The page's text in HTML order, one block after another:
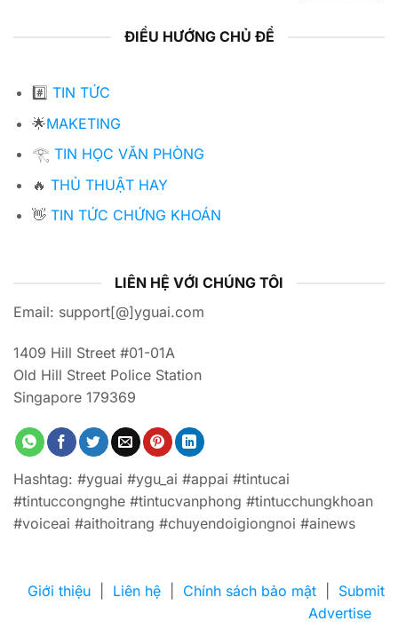
ĐIỀU HƯỚNG CHỦ ĐỀ
#️⃣ TIN TỨC
🌟MAKETING
𓂀 TIN HỌC VĂN PHÒNG
🔥 THỦ THUẬT HAY
👋 TIN TỨC CHỨNG KHOÁN
LIÊN HỆ VỚI CHÚNG TÔI
Email: support[@]yguai.com
1409 Hill Street #01-01A
Old Hill Street Police Station
Singapore 179369
Hashtag: #yguai #ygu_ai #appai #tintucai
#tintuccongnghe #tintucvanphong #tintucchungkhoan
#voiceai #aithoitrang #chuyendoigiongnoi #ainews
Giới thiệu Liên hệ Chính sách bảo mật
Submit
Advertise